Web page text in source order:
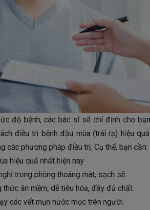
độ bệnh, các bác sĩ sẽ chỉ định cho
điều trị bệnh đậu mùa (trái rạ) hiệu
các phương pháp điều trị. Cụ thể, bạn cần:
hiệu quả nhất hiện nay
trong phòng thoáng mát, sạch sẽ.
thức ăn mềm, dễ tiêu hóa, đầy đủ chất.
các vết mụn nước mọc trên người.